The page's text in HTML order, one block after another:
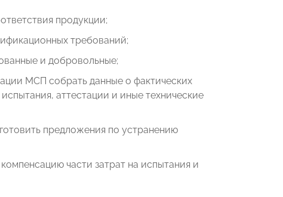
продукции;
требований;
и добровольные;
МСП собрать данные о фактических
аттестации и иные технические
предложения по устранению
части затрат на испытания и